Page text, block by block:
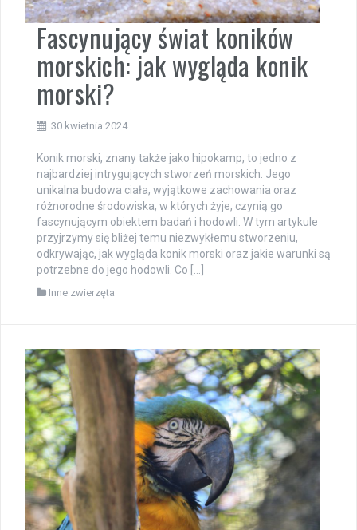
Fascynujący świat koników
morskich: jak wygląda konik
morski?
30 kwietnia 2024
Konik morski, znany także jako hipokamp, to jedno z
najbardziej intrygujących stworzeń morskich. Jego
unikalna budowa ciała, wyjątkowe zachowania oraz
różnorodne środowiska, w których żyje, czynią go
fascynującym obiektem badań i hodowli. W tym artykule
przyjrzymy się bliżej temu niezwykłemu stworzeniu,
odkrywając, jak wygląda konik morski oraz jakie warunki są
potrzebne do jego hodowli. Co […]
Inne zwierzęta